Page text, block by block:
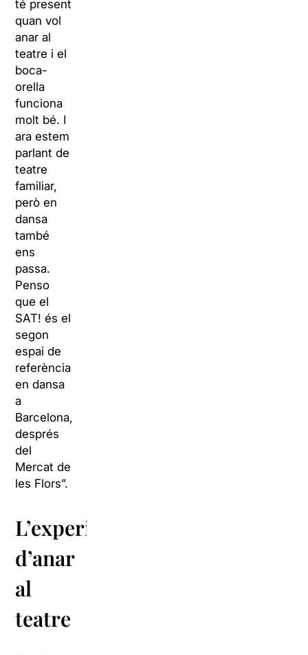
té present
quan vol
anar al
teatre i el
boca-
orella
funciona
molt bé. I
ara estem
parlant de
teatre
familiar,
però en
dansa
també
ens
passa.
Penso
que el
SAT! és el
segon
espai de
referència
en dansa
a
Barcelona,
després
del
Mercat de
les Flors”.
L’experiència
d’anar
al
teatre